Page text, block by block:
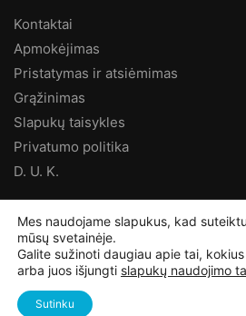
Kontaktai
Apmokėjimas
Pristatymas ir atsiėmimas
Grąžinimas
Slapukų taisykles
Privatumo politika
D. U. K.
©Ampertas.lt2025, Visos teisės
Mes naudojame slapukus, kad
mūsų svetainėje.
Galite sužinoti daugiau apie tai,
arba juos išjungti slapukų naudojimo
Sutinku